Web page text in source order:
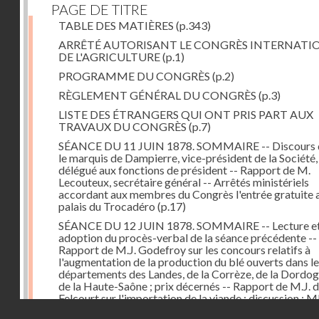
PAGE DE TITRE
TABLE DES MATIÈRES (p.343)
ARRÊTÉ AUTORISANT LE CONGRÈS
DE L'AGRICULTURE(p.1)
PROGRAMME DU CONGRÈS (p.2)
RÈGLEMENT GÉNÉRAL DU CONGRÈS (p.3)
LISTE DES ÉTRANGERS QUI ONT PRIS PART AUX
TRAVAUX DU CONGRÈS (p.7)
SÉANCE DU 11 JUIN 1878. SOMMAIRE -- Discours
le marquis de Dampierre, vice-président de la Société,
délégué aux fonctions de président -- Rapport de M.
Lecouteux, secrétaire général -- Arrêtés ministériels
accordant aux membres du Congrès l'entrée gratuite
palais du Trocadéro (p.17)
SÉANCE DU 12 JUIN 1878. SOMMAIRE -- Lecture
adoption du procès-verbal de la séance précédente --
Rapport de M.J. Godefroy sur les concours relatifs à
l'augmentation de la production du blé ouverts dans
départements des Landes, de la Corrèze, de la
de la Haute-Saône ; prix décernés -- Rapport de M.J.
Felcourt sur l'importation de la viande ; discussion :